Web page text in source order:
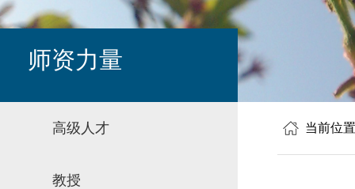
师资力量
高级人才
教授
当前位